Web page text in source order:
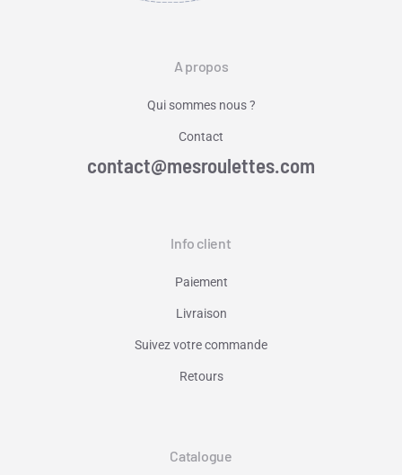
A propos
Qui sommes nous ?
Contact
contact@mesroulettes.com
Info client
Paiement
Livraison
Suivez votre commande
Retours
Catalogue